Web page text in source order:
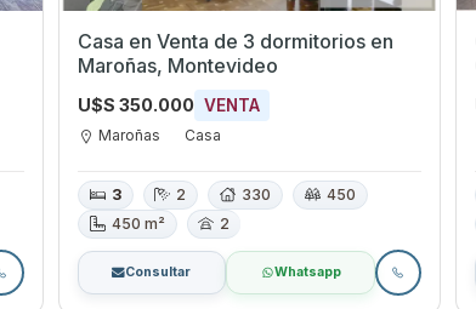
Casa en Venta de 3 dormitorios en
Maroñas, Montevideo
U$S 350.000 VENTA
Maroñas Casa
3 2 330
450
450 m²
2
Consultar Whatsapp